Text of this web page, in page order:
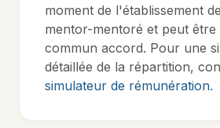
moment de l'établissement
mentor-mentoré et peut être
commun accord. Pour une
détaillée de la répartition,
simulateur de rémunération.